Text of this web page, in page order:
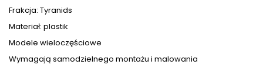
Frakcja: Tyranids
Materiał: plastik
Modele wieloczęściowe
Wymagają samodzielnego montażu i malowania